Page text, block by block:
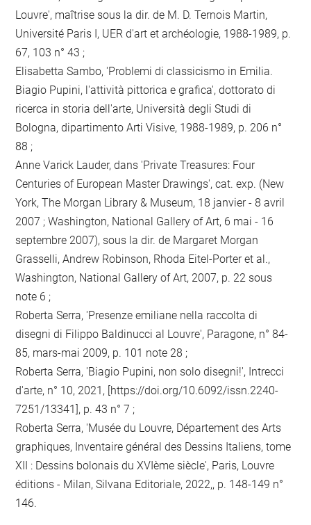
Louvre', maîtrise sous la dir. de M. D. Ternois Martin,
Université Paris I, UER d'art et archéologie, 1988-1989, p.
67, 103 n° 43 ;
Elisabetta Sambo, 'Problemi di classicismo in Emilia.
Biagio Pupini, l'attività pittorica e grafica', dottorato di
ricerca in storia dell'arte, Università degli Studi di
Bologna, dipartimento Arti Visive, 1988-1989, p. 206 n°
88 ;
Anne Varick Lauder, dans 'Private Treasures: Four
Centuries of European Master Drawings', cat. exp. (New
York, The Morgan Library & Museum, 18 janvier - 8 avril
2007 ; Washington, National Gallery of Art, 6 mai - 16
septembre 2007), sous la dir. de Margaret Morgan
Grasselli, Andrew Robinson, Rhoda Eitel-Porter et al.,
Washington, National Gallery of Art, 2007, p. 22 sous
note 6 ;
Roberta Serra, 'Presenze emiliane nella raccolta di
disegni di Filippo Baldinucci al Louvre', Paragone, n° 84-
85, mars-mai 2009, p. 101 note 28 ;
Roberta Serra, 'Biagio Pupini, non solo disegni!', Intrecci
d'arte, n° 10, 2021, [https://doi.org/10.6092/issn.2240-
7251/13341], p. 43 n° 7 ;
Roberta Serra, 'Musée du Louvre, Département des Arts
graphiques, Inventaire général des Dessins Italiens, tome
XII : Dessins bolonais du XVIème siècle', Paris, Louvre
éditions - Milan, Silvana Editoriale, 2022,, p. 148-149 n°
146.